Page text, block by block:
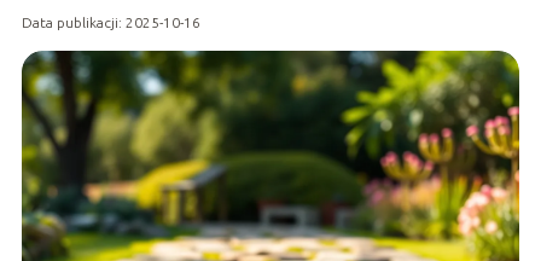
Data publikacji: 2025-10-16